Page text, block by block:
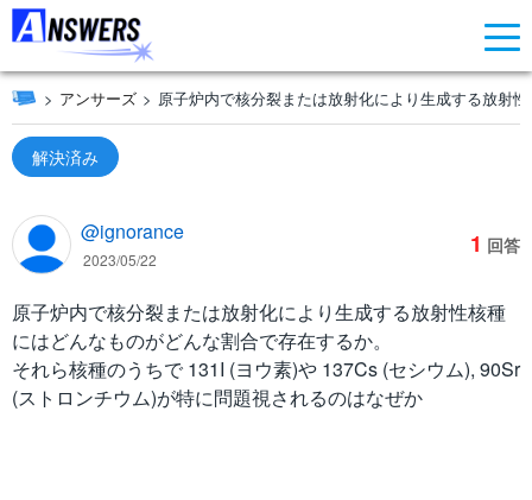
アンサーズ 原子炉内で核分裂または放射化により生成する放射
解決済み
@ignorance
2023/05/22
1 回答
原子炉内で核分裂または放射化により生成する放射性核種
にはどんなものがどんな割合で存在するか。
それら核種のうちで 131I (ヨウ素)や 137Cs (セシウム), 90Sr
(ストロンチウム)が特に問題視されるのはなぜか